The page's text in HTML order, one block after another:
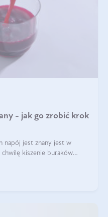
- jak go zrobić krok
napój jest znany jest w
kiszenie buraków